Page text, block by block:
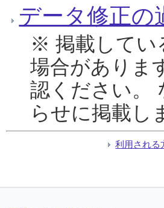
データ修正の
※ 掲載してい
場合がありま
認ください。
らせに掲載し
利用される